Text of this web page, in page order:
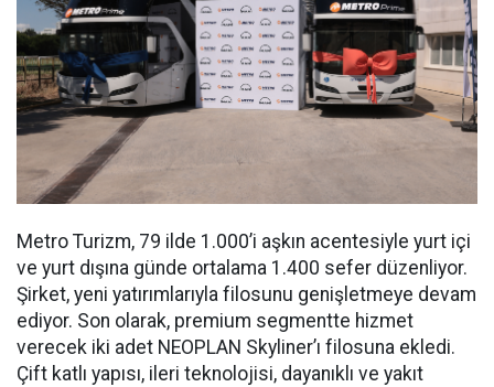
Metro Turizm, 79 ilde 1.000’i aşkın acentesiyle yurt içi
ve yurt dışına günde ortalama 1.400 sefer düzenliyor.
Şirket, yeni yatırımlarıyla filosunu genişletmeye devam
ediyor. Son olarak, premium segmentte hizmet
verecek iki adet NEOPLAN Skyliner’ı filosuna ekledi.
Çift katlı yapısı, ileri teknolojisi, dayanıklı ve yakıt